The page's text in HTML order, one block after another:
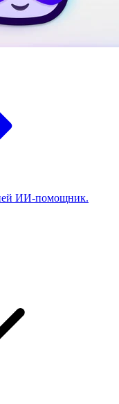
ИИ-помощник.